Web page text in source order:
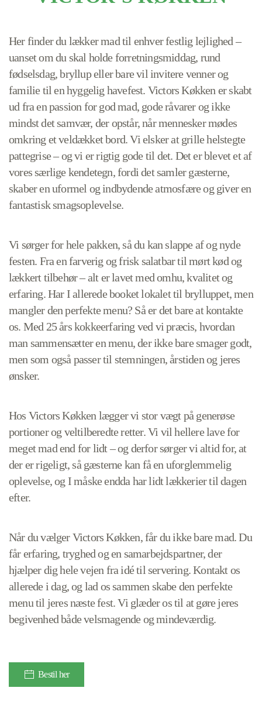
Her finder du lækker mad til enhver festlig lejlighed –
uanset om du skal holde forretningsmiddag, rund
fødselsdag, bryllup eller bare vil invitere venner og
familie til en hyggelig havefest. Victors Køkken er skabt
ud fra en passion for god mad, gode råvarer og ikke
mindst det samvær, der opstår, når mennesker mødes
omkring et veldækket bord. Vi elsker at grille helstegte
pattegrise – og vi er rigtig gode til det. Det er blevet et af
vores særlige kendetegn, fordi det samler gæsterne,
skaber en uformel og indbydende atmosfære og giver en
fantastisk smagsoplevelse.
Vi sørger for hele pakken, så du kan slappe af og nyde
festen. Fra en farverig og frisk salatbar til mørt kød og
lækkert tilbehør – alt er lavet med omhu, kvalitet og
erfaring. Har I allerede booket lokalet til brylluppet, men
mangler den perfekte menu? Så er det bare at kontakte
os. Med 25 års kokkeerfaring ved vi præcis, hvordan
man sammensætter en menu, der ikke bare smager godt,
men som også passer til stemningen, årstiden og jeres
ønsker.
Hos Victors Køkken lægger vi stor vægt på generøse
portioner og veltilberedte retter. Vi vil hellere lave for
meget mad end for lidt – og derfor sørger vi altid for, at
der er rigeligt, så gæsterne kan få en uforglemmelig
oplevelse, og I måske endda har lidt lækkerier til dagen
efter.
Når du vælger Victors Køkken, får du ikke bare mad. Du
får erfaring, tryghed og en samarbejdspartner, der
hjælper dig hele vejen fra idé til servering. Kontakt os
allerede i dag, og lad os sammen skabe den perfekte
menu til jeres næste fest. Vi glæder os til at gøre jeres
begivenhed både velsmagende og mindeværdig.
Bestil her